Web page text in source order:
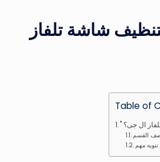
شاشة تلفاز
Table of
القسم
تنويه مهم